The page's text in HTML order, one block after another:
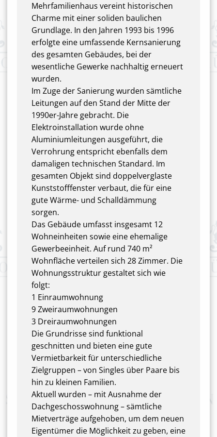
Mehrfamilienhaus vereint historischen
Charme mit einer soliden baulichen
Grundlage. In den Jahren 1993 bis 1996
erfolgte eine umfassende Kernsanierung
des gesamten Gebäudes, bei der
wesentliche Gewerke nachhaltig erneuert
wurden.
Im Zuge der Sanierung wurden sämtliche
Leitungen auf den Stand der Mitte der
1990er-Jahre gebracht. Die
Elektroinstallation wurde ohne
Aluminiumleitungen ausgeführt, die
Verrohrung entspricht ebenfalls dem
damaligen technischen Standard. Im
gesamten Objekt sind doppelverglaste
Kunststofffenster verbaut, die für eine
gute Wärme- und Schalldämmung
sorgen.
Das Gebäude umfasst insgesamt 12
Wohneinheiten sowie eine ehemalige
Gewerbeeinheit. Auf rund 740 m²
Wohnfläche verteilen sich 28 Zimmer. Die
Wohnungsstruktur gestaltet sich wie
folgt:
1 Einraumwohnung
9 Zweiraumwohnungen
3 Dreiraumwohnungen
Die Grundrisse sind funktional
geschnitten und bieten eine gute
Vermietbarkeit für unterschiedliche
Zielgruppen – von Singles über Paare bis
hin zu kleinen Familien.
Aktuell wurden – mit Ausnahme der
Dachgeschosswohnung – sämtliche
Mietverträge aufgehoben, um dem neuen
Eigentümer die Möglichkeit zu geben, eine